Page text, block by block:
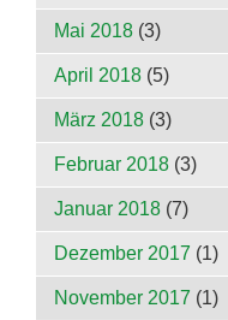
Mai 2018 (3)
April 2018 (5)
März 2018 (3)
Februar 2018 (3)
Januar 2018 (7)
Dezember 2017 (1)
November 2017 (1)